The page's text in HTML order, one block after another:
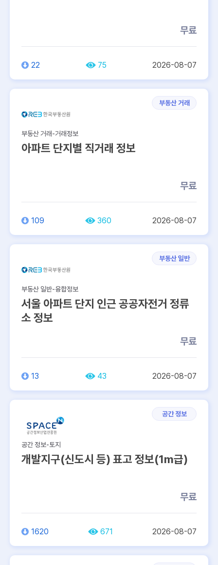
무료
22 75 2026-08-07
부동산 거래
부동산 거래-거래정보
아파트 단지별 직거래 정보
무료
109 360 2026-08-07
부동산 일반
부동산 일반-융합정보
서울 아파트 단지 인근 공공자전거 정류
소 정보
무료
13 43 2026-08-07
공간 정보
공간 정보-토지
개발지구(신도시 등) 표고 정보(1m급)
무료
1620 671 2026-08-07